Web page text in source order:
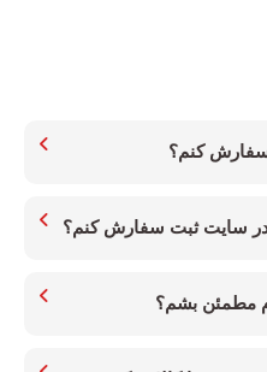
کنم؟
در سایت ثبت سفارش کنم؟
مطمئن بشم؟